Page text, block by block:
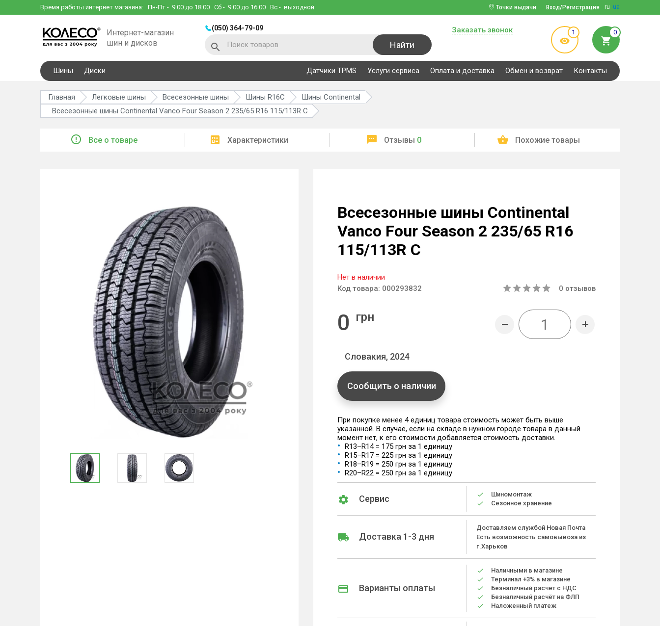
Время работы интернет магазина: Пн-Пт - 9:00 до 18:00 Сб - 9:00 до 16:00 Вс - выходной ru ua
Вход/Регистрация
Точки выдачи
Интернет-магазин
шин и дисков
(050) 364-79-09
Найти
Заказать звонок 1 0
Шины Диски Датчики TPMS Услуги сервиса Оплата и доставка Обмен и возврат Контакты
Главная Легковые шины Всесезонные шины Шины R16C
Шины Continental
Всесезонные шины Continental Vanco Four Season 2 235/65 R16 115/113R C
Все о товаре Характеристики Отзывы 0 Похожие товары
Всесезонные шины Continental
Vanco Four Season 2 235/65 R16
115/113R C
Нет в наличии
Код товара: 000293832 0 отзывов
0 грн
Словакия, 2024
Сообщить о наличии
При покупке менее 4 единиц товара стоимость может быть выше
указанной. В случае, если на складе в нужном городе товара в данный
момент нет, к его стоимости добавляется стоимость доставки.
R13–R14 = 175 грн за 1 единицу
R15–R17 = 225 грн за 1 единицу
R18–R19 = 250 грн за 1 единицу
R20–R22 = 250 грн за 1 единицу
Сервис
Шиномонтаж
Сезонное хранение
Доставка 1-3 дня
Доставляем службой Новая Почта
Есть возможность самовывоза из
г.Харьков
Варианты оплаты
Наличными в магазине
Терминал +3% в магазине
Безналичный расчет с НДС
Безналичный расчёт на ФЛП
Наложенный платеж